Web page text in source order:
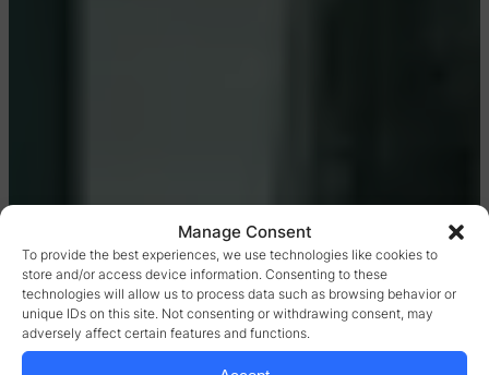
Manage Consent
To provide the best experiences, we use technologies like cookies to
store and/or access device information. Consenting to these
technologies will allow us to process data such as browsing behavior or
unique IDs on this site. Not consenting or withdrawing consent, may
adversely affect certain features and functions.